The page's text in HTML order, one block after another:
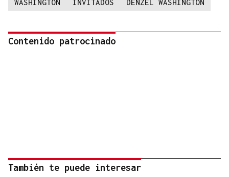
WASHINGTON INVITADOS DENZEL WASHINGTON
Contenido patrocinado
También te puede interesar